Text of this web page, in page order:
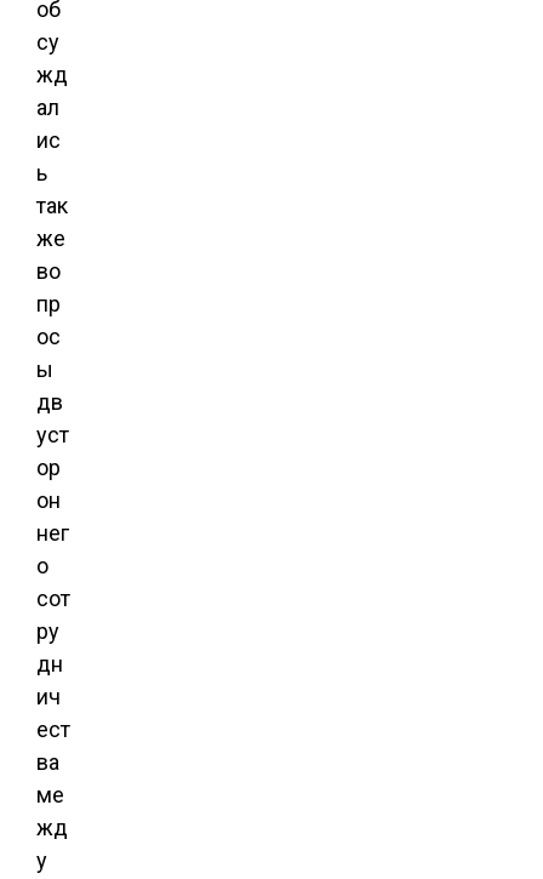
об
су
жд
ал
ис
ь
так
же
во
пр
ос
ы
дв
уст
ор
он
нег
о
сот
ру
дн
ич
ест
ва
ме
жд
у